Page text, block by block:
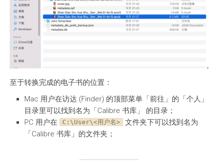
至于转换完成的电子书的位置：
Mac 用户在访达 (Finder) 的顶部菜单「前往」的「个人」
目录里可以找到名为「Calibre 书库」 的目录；
PC 用户在
C:\User\<用户名>
文件夹下可以找到名为
「Calibre 书库」的文件夹；